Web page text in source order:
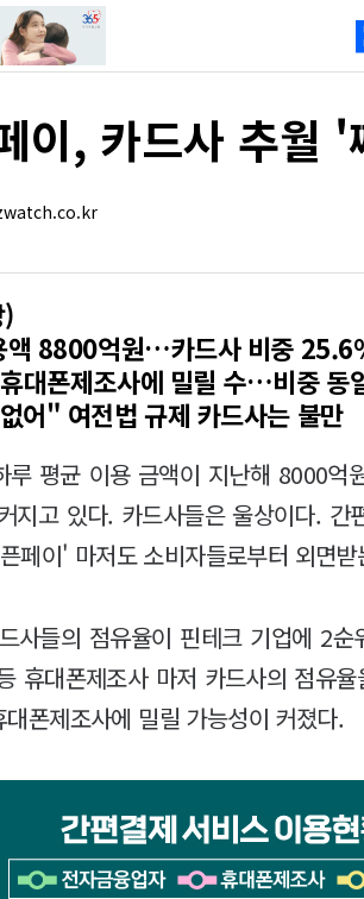
이, 카드사 추월
액 8800억원…카드사 비중
대폰제조사에 밀릴 수…비중 동
어" 여전법 규제 카드사는 불만
루 평균 이용 금액이 지난해 8000억
지고 있다. 카드사들은 울상이다. 간
페이' 마저도 소비자들로부터 외면받
사들의 점유율이 핀테크 기업에 2
휴대폰제조사 마저 카드사의 점유
폰제조사에 밀릴 가능성이 커졌다.